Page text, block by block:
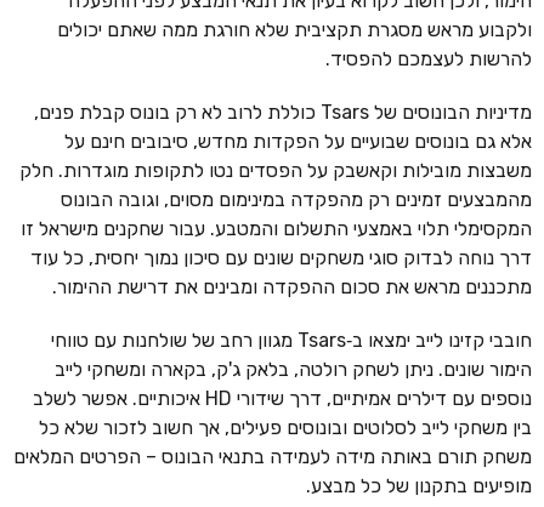
ולקבוע מראש מסגרת תקציבית שלא חורגת ממה שאתם יכולים
להרשות לעצמכם להפסיד.
מדיניות הבונוסים של Tsars כוללת לרוב לא רק בונוס קבלת פנים,
אלא גם בונוסים שבועיים על הפקדות מחדש, סיבובים חינם על
משבצות מובילות וקאשבק על הפסדים נטו לתקופות מוגדרות. חלק
מהמבצעים זמינים רק מהפקדה במינימום מסוים, וגובה הבונוס
המקסימלי תלוי באמצעי התשלום והמטבע. עבור שחקנים מישראל זו
דרך נוחה לבדוק סוגי משחקים שונים עם סיכון נמוך יחסית, כל עוד
מתכננים מראש את סכום ההפקדה ומבינים את דרישת ההימור.
חובבי קזינו לייב ימצאו ב‑Tsars מגוון רחב של שולחנות עם טווחי
הימור שונים. ניתן לשחק רולטה, בלאק ג'ק, בקארה ומשחקי לייב
נוספים עם דילרים אמיתיים, דרך שידורי HD איכותיים. אפשר לשלב
בין משחקי לייב לסלוטים ובונוסים פעילים, אך חשוב לזכור שלא כל
משחק תורם באותה מידה לעמידה בתנאי הבונוס – הפרטים המלאים
מופיעים בתקנון של כל מבצע.